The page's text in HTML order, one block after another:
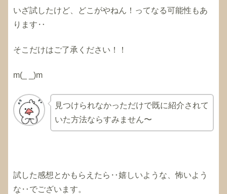
いざ試したけど、どこがやねん！ってなる可能性もあ
ります‥
そこだけはご了承ください！！
m(_ _)m
見つけられなかっただけで既に紹介されて
いた方法ならすみません〜
試した感想とかもらえたら‥嬉しいような、怖いよう
な‥でございます。